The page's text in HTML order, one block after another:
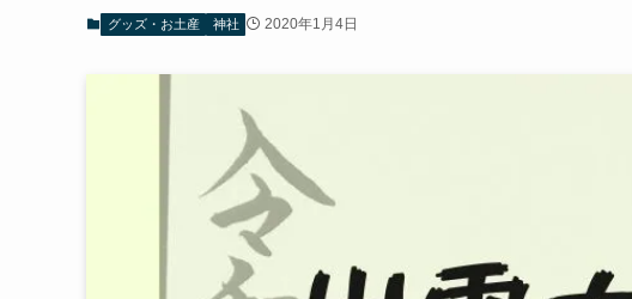
グッズ・お土産 神社 2020年1月4日